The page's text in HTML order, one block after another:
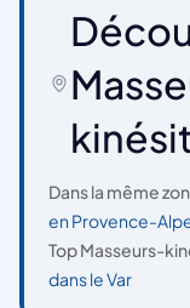
Dans la même
en Provence-
Top Masseurs-
dans le Var